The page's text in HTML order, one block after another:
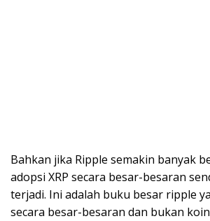
Bahkan jika Ripple semakin banyak
adopsi XRP secara besar-besaran
terjadi. Ini adalah buku besar ripple
secara besar-besaran dan bukan